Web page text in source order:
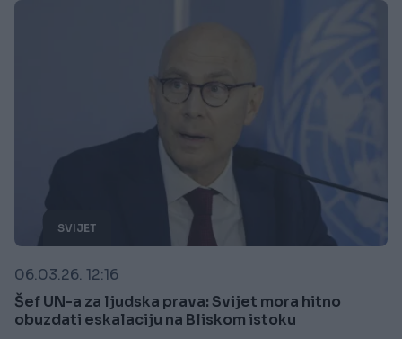
SVIJET
06.03.26. 12:16
Šef UN-a za ljudska prava: Svijet mora hitno
obuzdati eskalaciju na Bliskom istoku